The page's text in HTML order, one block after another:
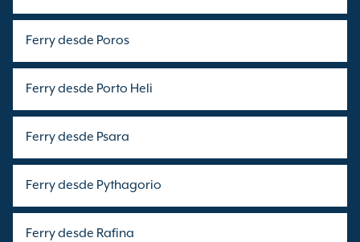
Ferry desde Poros
Ferry desde Porto Heli
Ferry desde Psara
Ferry desde Pythagorio
Ferry desde Rafina